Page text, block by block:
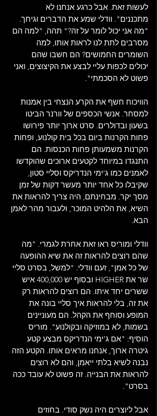
לעשות זאת. אבל כרגע אנחנו לא
מתכננים". וודלי שמע את הדברים וגיחך.
"מה אני יכול לומר על זה?" תהה, "למה הם
מסרבים לתת לנו לראות אותו, למה
השומרים החמושים? הם חשבו שהם
יכולים לכפות עליי לבצע את הקיצוצים, ואני
פשוט לא הסכמתי".
הוויכוח חשף את הקרע הנצחי בין אמנות
למסחר. אנשי הכספים של וורנר הביטו
בשעון ובדולרים. סרט ארוך יותר פירושו
פחות הקרנות ביום בכל בית קולנוע, ופחות
הקרנות משמעותן פחות הכנסות. הם
התנגדו במיוחד לקטעים ארוכים שהוקדשו
לאמנים כמו ג'ימי הנדריקס וסליי סטון,
שקיבלו כל אחד יותר מעשר דקות של זמן
מסך יקר. מבחינתם, היה צריך להראות את
השיא, את הלהיט המוכר, ולעבור מהר לאמן
הבא.
וודלי ומוריס ראו זאת אחרת לגמרי. "מה
שהם רוצים להראות זה את שיא ההופעה
של כל אמן", זעם וודלי. "למשל, בסרט סליי
שר את HIGHER ובסוף יש 400,000 איש
ששרים יחד איתו. הם רוצים להראות רק
את זה, בלי להראות איך סליי בונה את
המופע וסוחף את הקהל. הם מעוניינים
בשמות, לא במוזיקה ובקולנוע". מוריס
הוסיף: "אם ג'ימי הנדריקס מבצע קטע
גיטרה ארוך, אנחנו מראים אותו. הקטע הזה
נבנה לשיא בלתי ייאמן, והם לא רוצים
להראות את הבנייה. זה פשוט לא עובד ככה
בסרט".
אבל ליוצרים היה נשק סודי. בחוזים